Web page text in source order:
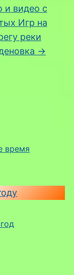
время
и видео с
Игр на
реки
→